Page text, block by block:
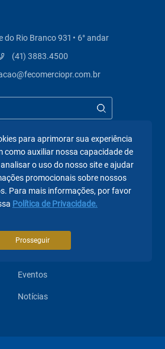
do Rio Branco 931 • 6° andar
(41) 3883.4500
mais visitadas
A Fecomércio PR
Sindicatos
Institucional
Atuação
Eventos
Notícias
para aprimorar sua experiência
como auxiliar nossa capacidade de
o uso do nosso site e ajudar
promocionais sobre nossos
Para mais informações, por favor
Política de Privacidade.
Prosseguir